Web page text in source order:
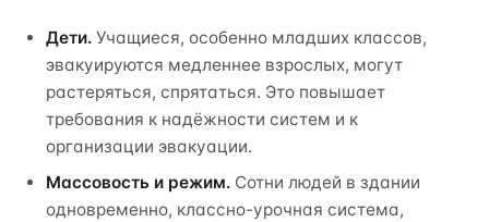
Дети. Учащиеся, особенно младших классов,
эвакуируются медленнее взрослых, могут
растеряться, спрятаться. Это повышает
требования к надёжности систем и к
организации эвакуации.
Массовость и режим. Сотни людей в здании
одновременно, классно-урочная система,